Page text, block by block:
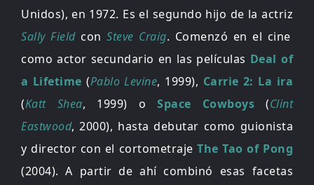
Unidos), en 1972. Es el segundo hijo de la actriz
Sally Fieldcon Steve Craig. Comenzó en el cine
como actor secundario en las películas Deal of
a Lifetime (Pablo Levine, 1999), Carrie 2: La ira
(Katt Shea, 1999) o Space Cowboys (Clint
Eastwood, 2000), hasta debutar como guionista
y director con el cortometrajeThe Tao of Pong
(2004). A partir de ahí combinó esas facetas